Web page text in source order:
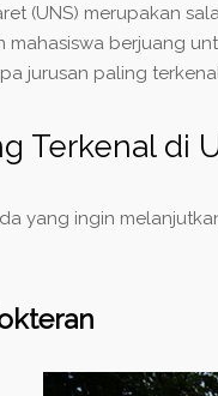
(UNS) merupakan
mahasiswa berjuang
jurusan paling
Terkenal di
yang ingin